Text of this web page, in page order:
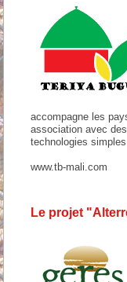
accompagne les
association avec
technologies
www.tb-mali.com
Le projet